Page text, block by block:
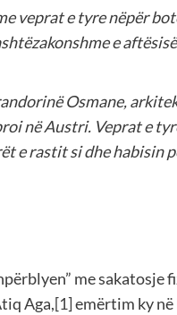
veprat e tyre nëpër
e
Osmane,
në Austri. Veprat e
e rastit si dhe habisin
me sakatosje
Aga,[1]emërtim ky